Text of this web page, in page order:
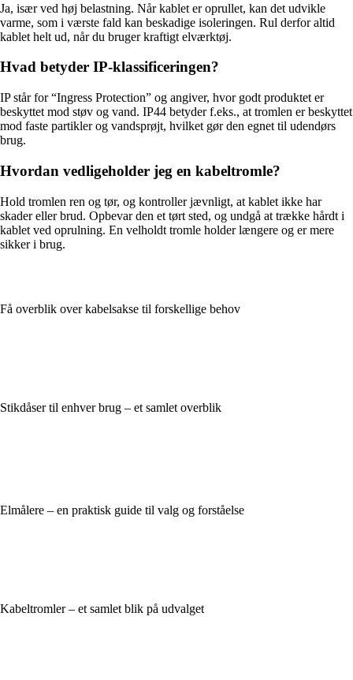
Ja, især ved høj belastning. Når kablet er oprullet, kan det udvikle
varme, som i værste fald kan beskadige isoleringen. Rul derfor altid
kablet helt ud, når du bruger kraftigt elværktøj.
Hvad betyder IP-klassificeringen?
IP står for “Ingress Protection” og angiver, hvor godt produktet er
beskyttet mod støv og vand. IP44 betyder f.eks., at tromlen er beskyttet
mod faste partikler og vandsprøjt, hvilket gør den egnet til udendørs
brug.
Hvordan vedligeholder jeg en kabeltromle?
Hold tromlen ren og tør, og kontroller jævnligt, at kablet ikke har
skader eller brud. Opbevar den et tørt sted, og undgå at trække hårdt i
kablet ved oprulning. En velholdt tromle holder længere og er mere
sikker i brug.
Få overblik over kabelsakse til forskellige behov
Stikdåser til enhver brug – et samlet overblik
Elmålere – en praktisk guide til valg og forståelse
Kabeltromler – et samlet blik på udvalget